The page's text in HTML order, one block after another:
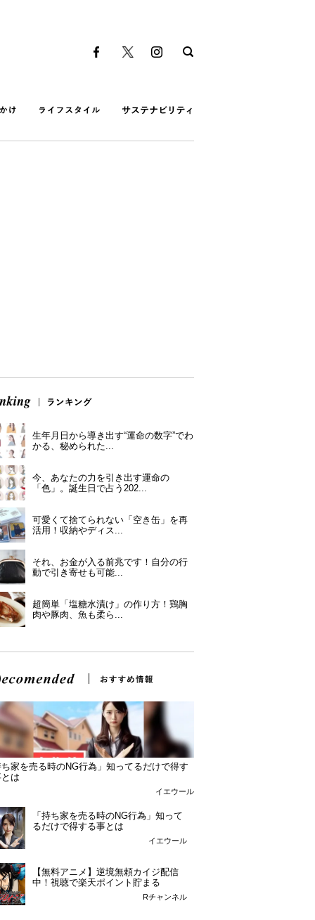
生年月日から導き出す“運命の数字”でわ
かる、秘められた...
今、あなたの力を引き出す運命の
「色」。誕生日で占う202...
可愛くて捨てられない「空き缶」を再
活用！収納やディス...
それ、お金が入る前兆です！自分の行
動で引き寄せも可能...
超簡単「塩糖水漬け」の作り方！鶏胸
肉や豚肉、魚も柔ら...
家を売る時のNG行為」知ってるだけで得す
は
イエウール
「持ち家を売る時のNG行為」知って
るだけで得する事とは
イエウール
【無料アニメ】逆境無頼カイジ配信
中！視聴で楽天ポイント貯まる
Rチャンネル